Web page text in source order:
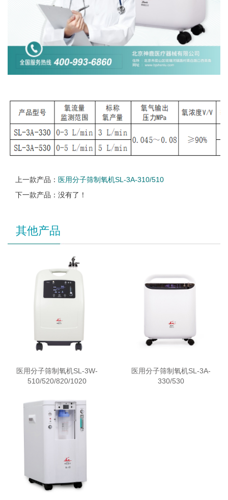
上一款产品： 医用分子筛制氧机SL-3A-310/510
下一款产品：没有了！
其他产品
医用分子筛制氧机SL-3W-
510/520/820/1020
医用分子筛制氧机SL-3A-
330/530